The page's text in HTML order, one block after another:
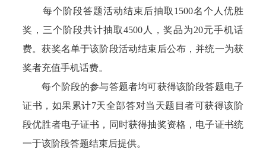
每个阶段答题活动结束后抽取1500名个人优胜
奖，三个阶段共计抽取4500人，奖品为20元手机话
费。获奖名单于该阶段活动结束后公布，并统一为获
奖者充值手机话费。
每个阶段的参与答题者均可获得该阶段答题电子
证书，如果累计7天全部答对当天题目者可获得该阶
段优胜者电子证书，同时获得抽奖资格，电子证书统
一于该阶段答题结束后提供。